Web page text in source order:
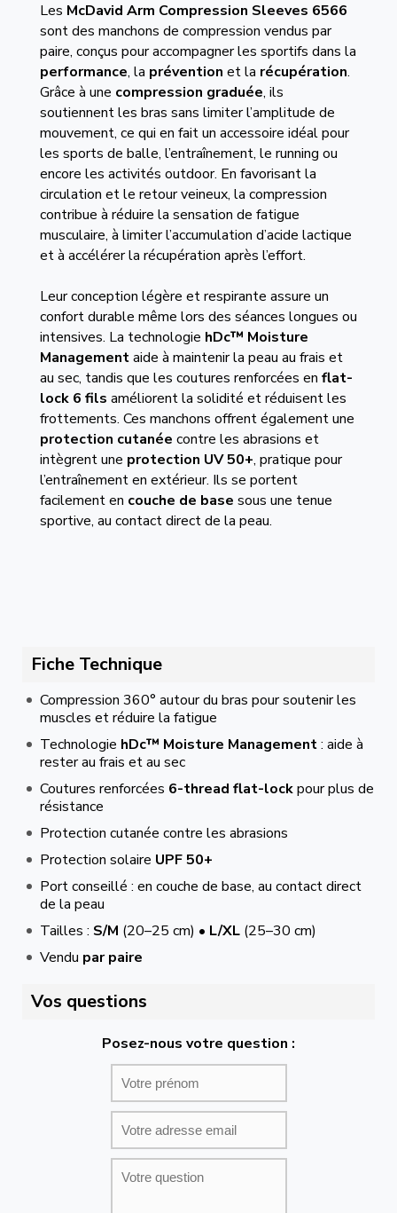
Les McDavid Arm Compression Sleeves 6566
sont des manchons de compression vendus par
paire, conçus pour accompagner les sportifs dans la
performance, la prévention et la récupération.
Grâce à une compression graduée, ils
soutiennent les bras sans limiter l’amplitude de
mouvement, ce qui en fait un accessoire idéal pour
les sports de balle, l’entraînement, le running ou
encore les activités outdoor. En favorisant la
circulation et le retour veineux, la compression
contribue à réduire la sensation de fatigue
musculaire, à limiter l’accumulation d’acide lactique
et à accélérer la récupération après l’effort.
Leur conception légère et respirante assure un
confort durable même lors des séances longues ou
intensives. La technologie hDc™ Moisture
Managementaide à maintenir la peau au frais et
au sec, tandis que les coutures renforcées en flat-
lock 6 fils améliorent la solidité et réduisent les
frottements. Ces manchons offrent également une
protection cutanée contre les abrasions et
intègrent une protection UV 50+, pratique pour
l’entraînement en extérieur. Ils se portent
facilement en couche de base sous une tenue
sportive, au contact direct de la peau.
Fiche Technique
Compression 360° autour du bras pour soutenir les
muscles et réduire la fatigue
Technologie hDc™ Moisture Management: aide à
rester au frais et au sec
Coutures renforcées 6-thread flat-lockpour plus de
résistance
Protection cutanée contre les abrasions
Protection solaire UPF 50+
Port conseillé : en couche de base, au contact direct
de la peau
Tailles : S/M (20–25 cm) • L/XL (25–30 cm)
Vendu par paire
Vos questions
Posez-nous votre question :